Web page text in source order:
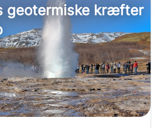
geotermiske kræfter